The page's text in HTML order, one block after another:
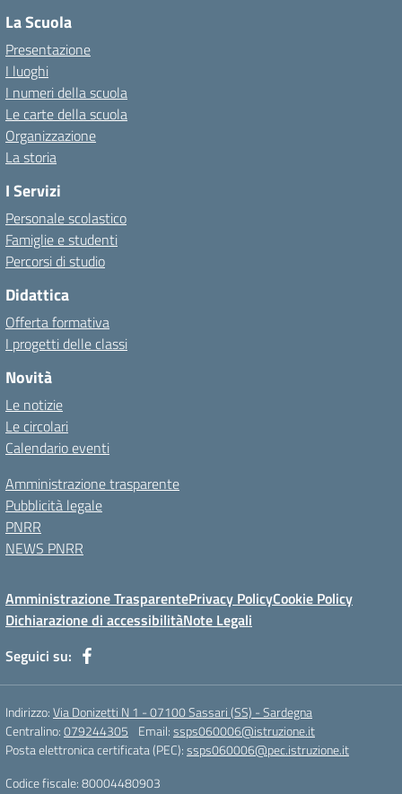
La Scuola
Presentazione
I luoghi
I numeri della scuola
Le carte della scuola
Organizzazione
La storia
I Servizi
Personale scolastico
Famiglie e studenti
Percorsi di studio
Didattica
Offerta formativa
I progetti delle classi
Novità
Le notizie
Le circolari
Calendario eventi
Amministrazione trasparente
Pubblicità legale
PNRR
NEWS PNRR
Amministrazione TrasparentePrivacy PolicyCookie Policy
Dichiarazione di accessibilitàNote Legali
Seguici su:
Indirizzo:Via Donizetti N 1 - 07100 Sassari (SS) - Sardegna
Centralino:079244305 Email:ssps060006@istruzione.it
Posta elettronica certificata (PEC):ssps060006@pec.istruzione.it
Codice fiscale: 80004480903